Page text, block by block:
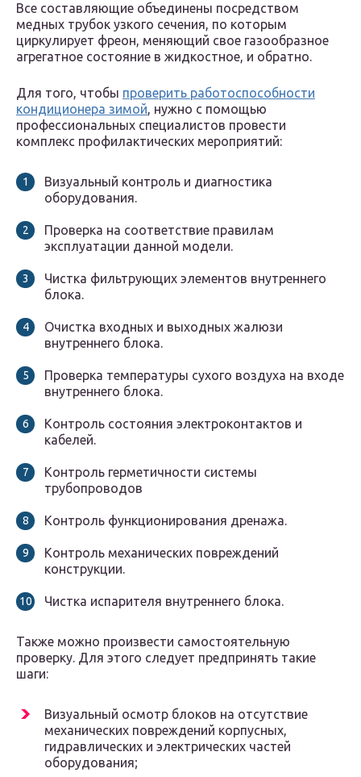
Все составляющие объединены посредством
медных трубок узкого сечения, по которым
циркулирует фреон, меняющий свое газообразное
агрегатное состояние в жидкостное, и обратно.
Для того, чтобы проверить работоспособности
кондиционера зимой, нужно с помощью
профессиональных специалистов провести
комплекс профилактических мероприятий:
Визуальный контроль и диагностика
оборудования.
Проверка на соответствие правилам
эксплуатации данной модели.
Чистка фильтрующих элементов внутреннего
блока.
Очистка входных и выходных жалюзи
внутреннего блока.
Проверка температуры сухого воздуха на входе
внутреннего блока.
Контроль состояния электроконтактов и
кабелей.
Контроль герметичности системы
трубопроводов
Контроль функционирования дренажа.
Контроль механических повреждений
конструкции.
Чистка испарителя внутреннего блока.
Также можно произвести самостоятельную
проверку. Для этого следует предпринять такие
шаги:
Визуальный осмотр блоков на отсутствие
механических повреждений корпусных,
гидравлических и электрических частей
оборудования;